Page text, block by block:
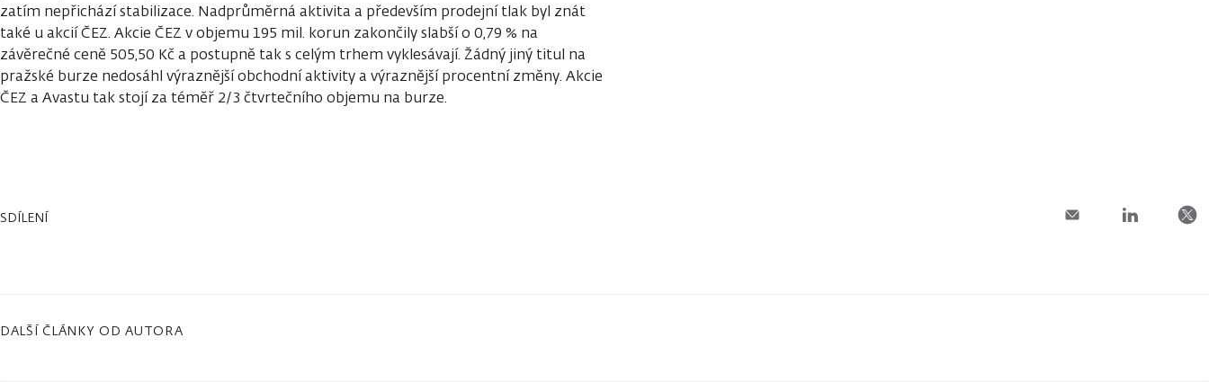
zatím nepřichází stabilizace. Nadprůměrná aktivita a především prodejní tlak byl znát
také u akcií ČEZ. Akcie ČEZ v objemu 195 mil. korun zakončily slabší o 0,79 % na
závěrečné ceně 505,50 Kč a postupně tak s celým trhem vyklesávají. Žádný jiný titul na
pražské burze nedosáhl výraznější obchodní aktivity a výraznější procentní změny. Akcie
ČEZ a Avastu tak stojí za téměř 2/3 čtvrtečního objemu na burze.
SDÍLENÍ
DALŠÍ ČLÁNKY OD AUTORA